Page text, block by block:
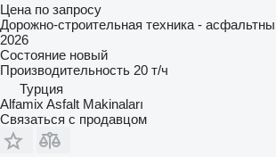
Цена по запросу
Дорожно-строительная техника -
2026
Состояние новый
Производительность 20 т/ч
Турция
Alfamix Asfalt Makinaları
Связаться с продавцом